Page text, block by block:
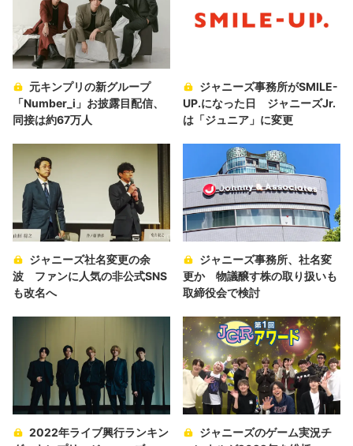
元キンプリの新グループ
「Number_i」お披露目配信、
同接は約67万人
ジャニーズ事務所がSMILE-
UP.になった日 ジャニーズJr.
は「ジュニア」に変更
ジャニーズ社名変更の余
波 ファンに人気の非公式SNS
も改名へ
ジャニーズ事務所、社名変
更か 物議醸す株の取り扱いも
取締役会で検討
2022年ライブ興行ランキン
ジャニーズのゲーム実況チ